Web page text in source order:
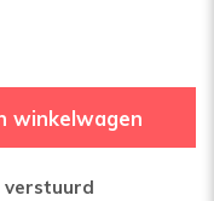
winkelwagen
verstuurd